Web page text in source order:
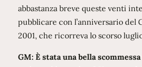
abbastanza breve queste venti
pubblicare con l’anniversario del
2001, che ricorreva lo scorso
GM: È stata una bella